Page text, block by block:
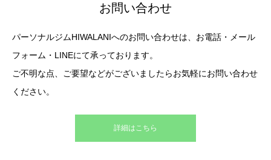
お問い合わせ
パーソナルジムHIWALANIへのお問い合わせは、お電話・メール
フォーム・LINEにて承っております。
ご不明な点、ご要望などがございましたらお気軽にお問い合わせ
ください。
詳細はこちら